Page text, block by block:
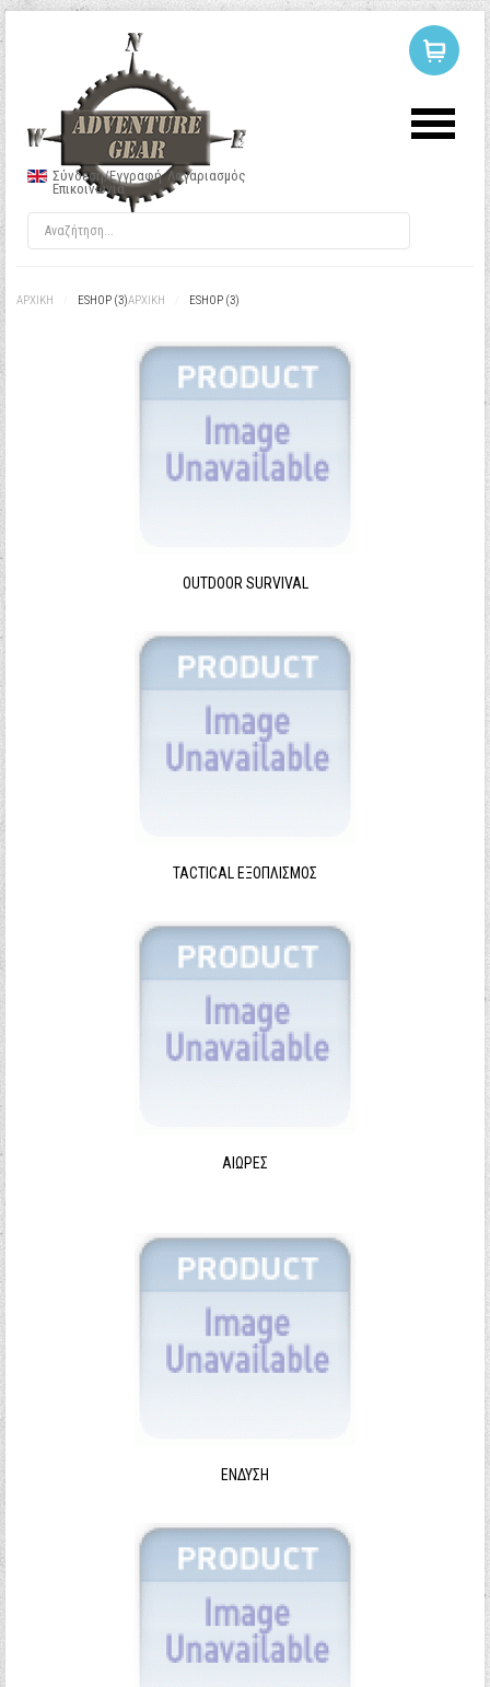
Σύνδεση/Εγγραφή Λογαριασμός
Επικοινωνία
ΑΡΧΙΚΉ ESHOP (3)ΑΡΧΙΚΉ ESHOP (3)
OUTDOOR SURVIVAL
TACTICAL ΕΞΟΠΛΙΣΜΌΣ
ΑΙΩΡΕΣ
ΈΝΔΥΣΗ
ΣΥΝΔΕΣΗ
Κωδικός
Να με θυμάσαι